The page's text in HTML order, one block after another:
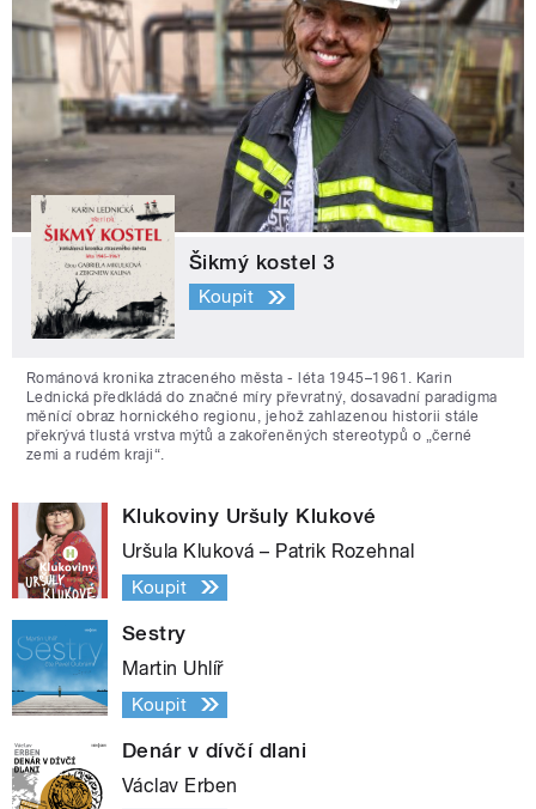
Šikmý kostel 3
Koupit
Románová kronika ztraceného města - léta 1945–1961. Karin
Lednická předkládá do značné míry převratný, dosavadní paradigma
měnící obraz hornického regionu, jehož zahlazenou historii stále
překrývá tlustá vrstva mýtů a zakořeněných stereotypů o „černé
zemi a rudém kraji“.
Klukoviny Uršuly Klukové
Uršula Kluková – Patrik Rozehnal
Koupit
Sestry
Martin Uhlíř
Koupit
Denár v dívčí dlani
Václav Erben